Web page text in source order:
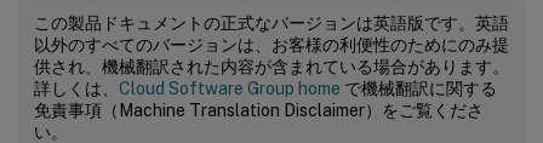
この製品ドキュメントの正式なバージョンは英語版です。英語
以外のすべてのバージョンは、お客様の利便性のためにのみ提
供され、機械翻訳された内容が含まれている場合があります。
詳しくは、 Cloud Software Group home で機械翻訳に関する
免責事項（Machine Translation Disclaimer）をご覧くださ
い。